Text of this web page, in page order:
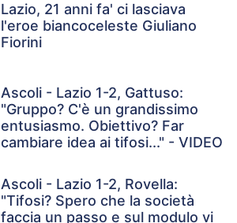
Lazio, 21 anni fa' ci lasciava
l'eroe biancoceleste Giuliano
Fiorini
Ascoli - Lazio 1-2, Gattuso:
"Gruppo? C'è un grandissimo
entusiasmo. Obiettivo? Far
cambiare idea ai tifosi..." - VIDEO
Ascoli - Lazio 1-2, Rovella:
"Tifosi? Spero che la società
faccia un passo e sul modulo vi